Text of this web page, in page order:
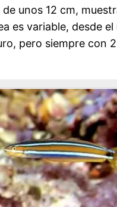
unos 12 cm,
es variable, desde
pero siempre con